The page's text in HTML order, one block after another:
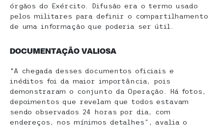
órgãos do Exército. Difusão era o termo usado
pelos militares para definir o compartilhamento
de uma informação que poderia ser útil.
DOCUMENTAÇÃO VALIOSA
“A chegada desses documentos oficiais e
inéditos foi da maior importância, pois
demonstraram o conjunto da Operação. Há fotos,
depoimentos que revelam que todos estavam
sendo observados 24 horas por dia, com
endereços, nos mínimos detalhes”, avalia o